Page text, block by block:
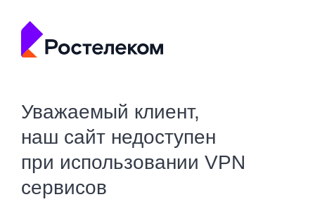
Уважаемый клиент,
наш сайт недоступен
при использовании VPN
сервисов